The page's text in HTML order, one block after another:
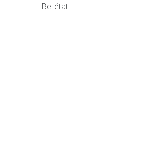
Bel état